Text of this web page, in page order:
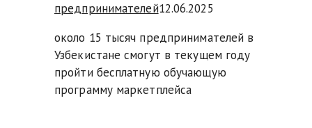
предпринимателей12.06.2025
около 15 тысяч предпринимателей в
Узбекистане смогут в текущем году
пройти бесплатную обучающую
программу маркетплейса